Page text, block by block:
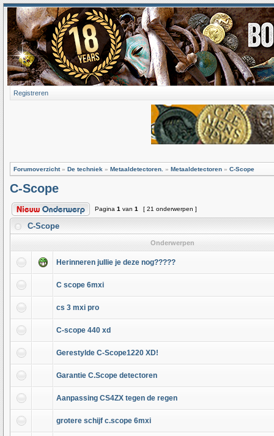
Registreren
Forumoverzicht» De techniek » Metaaldetectoren. » Metaaldetectoren » C-Scope
C-Scope
Pagina 1 van 1 [ 21 onderwerpen ]
C-Scope
Onderwerpen
Herinneren jullie je deze nog?????
C scope 6mxi
cs 3 mxi pro
C-scope 440 xd
Gerestylde C-Scope1220 XD!
Garantie C.Scope detectoren
Aanpassing CS4ZX tegen de regen
grotere schijf c.scope 6mxi